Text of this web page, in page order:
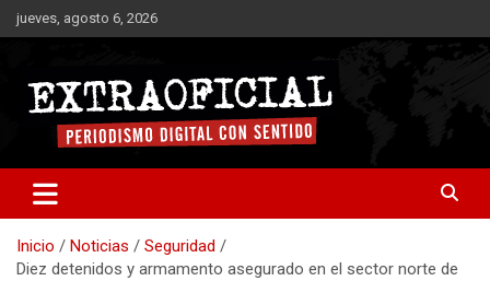
Saltar
al
jueves, agosto 6, 2026
Extraoficial
Inicio Noticias
Seguridad
Diez detenidos y armamento asegurado en el sector norte de